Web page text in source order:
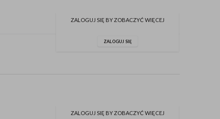
ZALOGUJ SIĘ BY ZOBACZYĆ WIĘCEJ
ZALOGUJ SIĘ
ZALOGUJ SIĘ BY ZOBACZYĆ WIĘCEJ